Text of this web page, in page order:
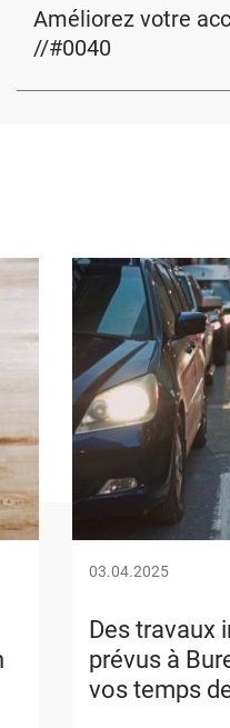
Améliorez votre
//#0040
Image
03.04.2025
Des travaux
prévus à
vos temps